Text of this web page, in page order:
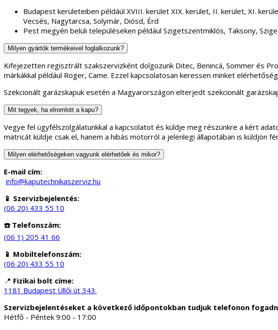
Budapest kerületeiben példáúl XVIII. kerület XIX. kerület, II. kerület, XI.
Vecsés, Nagytarcsa, Solymár, Diósd, Érd
Pest megyén belüli településeken például Szigetszentmiklós, Taksony,
Milyen gyártók termékeivel foglalkozunk?
Kifejezetten regisztrált szakszervizként dolgozunk Ditec, Benincá, Sommer és
márkákkal például Roger, Came. Ezzel kapcsolatosan keressen minket
Szekcionált garázskapuk esetén a Magyarországon elterjedt szekcionált
Mit tegyek, ha elromlott a kapu?
Vegye fel ügyfélszolgálatunkkal a kapcsolatot és küldje meg részünkre a kért
matricát küldje csak el, hanem a hibás motorról a jelenlegi állapotában is küldjön
Milyen elérhetőségeken vagyunk elérhetőek és mikor?
E-mail cím:
info@kaputechnikaszerviz.hu
📱 Szervizbejelentés:
(06 20) 433 55 10
☎️ Telefonszám:
(06 1) 205 41 66
📱 Mobiltelefonszám:
(06 20) 433 55 10
📍 Fizikai bolt címe:
1181 Budapest Üllői út 343.
Szervizbejelentéseket a következő időpontokban tudjuk telefonon
Hétfő - Péntek 9:00 - 17:00